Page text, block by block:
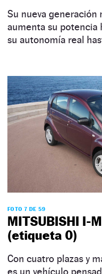
Su nueva
aumenta su potencia
su autonomía real
FOTO 7 DE 59
MITSUBISHI I-
(etiqueta 0)
Con cuatro plazas y
es un vehículo